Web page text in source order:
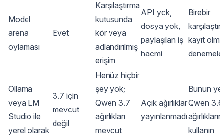
Model
arena
oylaması
Evet
Karşılaştırma
kutusunda
kör veya
adlandırılmış
erişim
API yok,
dosya yok,
paylaşılan iş
hacmi
Birebir
kayıt
Ollama
veya LM
Studio ile
yerel olarak
3.7 için
mevcut
değil
Henüz hiçbir
şey yok;
Qwen 3.7
ağırlıkları
mevcut
Açık ağırlıklar
yayınlanmadı
Bunun
Qwen
kullanın